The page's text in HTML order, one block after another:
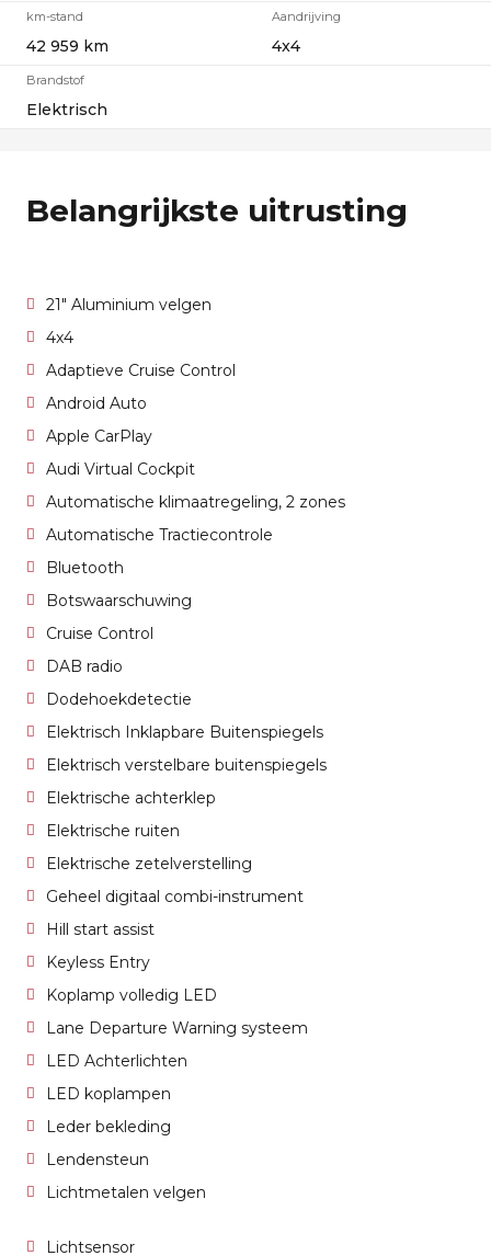
km-stand
42 959 km
Brandstof
Elektrisch
Aandrijving
4x4
Belangrijkste uitrusting
21" Aluminium velgen
4x4
Adaptieve Cruise Control
Android Auto
Apple CarPlay
Audi Virtual Cockpit
Automatische klimaatregeling, 2 zones
Automatische Tractiecontrole
Bluetooth
Botswaarschuwing
Cruise Control
DAB radio
Dodehoekdetectie
Elektrisch Inklapbare Buitenspiegels
Elektrisch verstelbare buitenspiegels
Elektrische achterklep
Elektrische ruiten
Elektrische zetelverstelling
Geheel digitaal combi-instrument
Hill start assist
Keyless Entry
Koplamp volledig LED
Lane Departure Warning systeem
LED Achterlichten
LED koplampen
Leder bekleding
Lendensteun
Lichtmetalen velgen
Lichtsensor